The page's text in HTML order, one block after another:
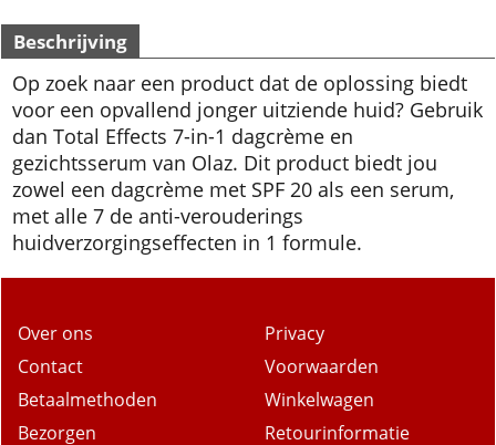
Beschrijving
Op zoek naar een product dat de oplossing biedt
voor een opvallend jonger uitziende huid? Gebruik
dan Total Effects 7-in-1 dagcrème en
gezichtsserum van Olaz. Dit product biedt jou
zowel een dagcrème met SPF 20 als een serum,
met alle 7 de anti-verouderings
huidverzorgingseffecten in 1 formule.
Over ons
Contact
Betaalmethoden
Privacy
Voorwaarden
Winkelwagen